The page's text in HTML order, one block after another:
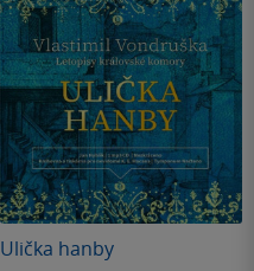
Ulička hanby